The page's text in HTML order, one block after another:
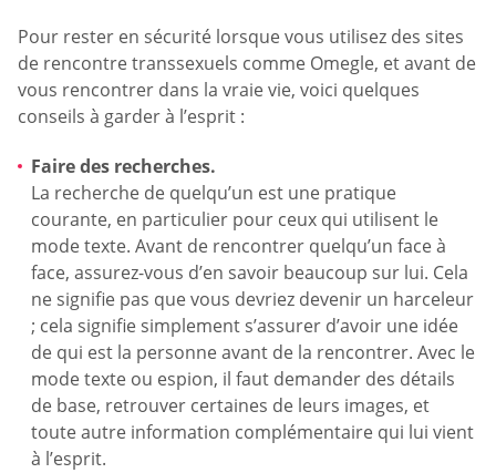
Pour rester en sécurité lorsque vous utilisez des sites
de rencontre transsexuels comme Omegle, et avant de
vous rencontrer dans la vraie vie, voici quelques
conseils à garder à l’esprit :
Faire des recherches.
La recherche de quelqu’un est une pratique
courante, en particulier pour ceux qui utilisent le
mode texte. Avant de rencontrer quelqu’un face à
face, assurez-vous d’en savoir beaucoup sur lui. Cela
ne signifie pas que vous devriez devenir un harceleur
; cela signifie simplement s’assurer d’avoir une idée
de qui est la personne avant de la rencontrer. Avec le
mode texte ou espion, il faut demander des détails
de base, retrouver certaines de leurs images, et
toute autre information complémentaire qui lui vient
à l’esprit.